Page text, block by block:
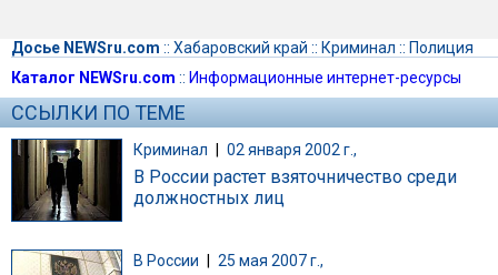
Досье NEWSru.com :: Хабаровский край :: Криминал :: Полиция
Каталог NEWSru.com :: Информационные интернет-ресурсы
ССЫЛКИ ПО ТЕМЕ
Криминал | 02 января 2002 г.,
В России растет взяточничество среди
должностных лиц
В России 25 мая 2007 г.,